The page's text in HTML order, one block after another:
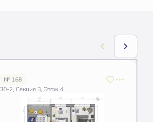
№ 168
30-2, Секция 3, Этаж 4